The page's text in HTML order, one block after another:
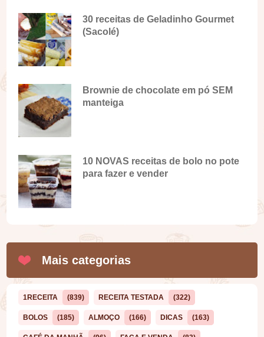
30 receitas de Geladinho Gourmet
(Sacolé)
Brownie de chocolate em pó SEM
manteiga
10 NOVAS receitas de bolo no pote
para fazer e vender
Mais categorias
1RECEITA (839) RECEITA TESTADA (322)
BOLOS (185) ALMOÇO (166) DICAS (163)